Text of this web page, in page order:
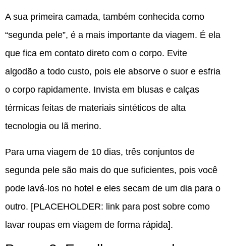
A sua primeira camada, também conhecida como
“segunda pele”, é a mais importante da viagem. É ela
que fica em contato direto com o corpo. Evite
algodão a todo custo, pois ele absorve o suor e esfria
o corpo rapidamente. Invista em blusas e calças
térmicas feitas de materiais sintéticos de alta
tecnologia ou lã merino.
Para uma viagem de 10 dias, três conjuntos de
segunda pele são mais do que suficientes, pois você
pode lavá-los no hotel e eles secam de um dia para o
outro. [PLACEHOLDER: link para post sobre como
lavar roupas em viagem de forma rápida].